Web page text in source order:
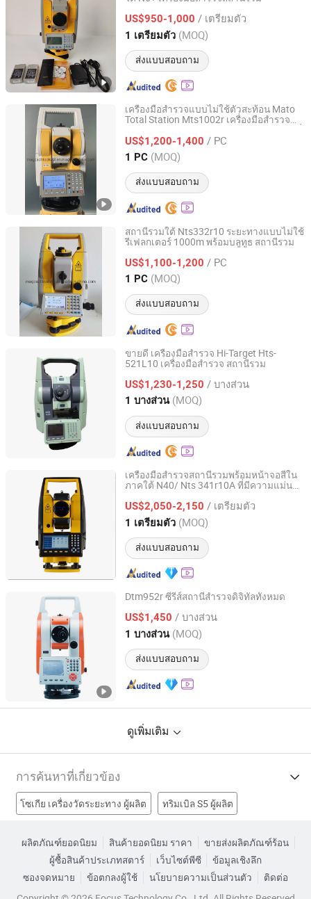
US$950-1,000 / เตรียมตัว
1 เตรียมตัว (MOQ)
ส่งแบบสอบถาม
Shanghai, China อัตราจาก 2022
เครื่องมือสำรวจแบบไม่ใช้ตัวสะท้อน Mato
Total Station Mts1002r เครื่องมือสำรวจ
มี Bluetooth
US$1,200-1,400 / PC
1 PC (MOQ)
ส่งแบบสอบถาม
Shanghai Magcach Technology Co., Ltd.
Shanghai, China อัตราจาก 2022
สถานีรวมใต้ Nts332r10 ระยะทางแบบไม่ใช้
รีเฟลกเตอร์ 1000m พร้อมบลูทูธ สถานีรวม
US$1,100-1,200 / PC
1 PC (MOQ)
ส่งแบบสอบถาม
Shanghai Magcach Technology Co., Ltd.
Shanghai, China อัตราจาก 2022
ขายดี เครื่องมือสำรวจ Hi-Target Hts-
521L10 เครื่องมือสำรวจ สถานีรวม
US$1,230-1,250 / บางส่วน
1 บางส่วน (MOQ)
ส่งแบบสอบถาม
Suzhou Zeland Electronic Technology Co., Ltd.
Jiangsu, China อัตราจาก 2024
เครื่องมือสำรวจสถานีรวมพร้อมหน้าจอสีใน
ภาคใต้ N40/ Nts 341r10A ที่มีความแม่นยำ
US$2,050-2,150 / เตรียมตัว
1 เตรียมตัว (MOQ)
ส่งแบบสอบถาม
Jiangsu Bangjie Trading Co., Ltd.
Jiangsu, China อัตราจาก 2023
Dtm952r ซีรีส์สถานีสำรวจดิจิทัลทั้งหมด
US$1,450 / บางส่วน
1 บางส่วน (MOQ)
ส่งแบบสอบถาม
Qingdao Tlead International Co., Ltd.
Shandong, China อัตราจาก 2008
ดูเพิ่มเติม
การค้นหาที่เกี่ยวข้อง
โซเกีย เครื่องวัดระยะทาง ผู้ผลิต ทริมเบิล S5 ผู้ผลิต
การสำรวจด้วยเครื่องมือวัดตำแหน่งทั้งหมดโรงงาน
ผลิตภัณฑ์ยอดนิยม สินค้ายอดนิยม ราคา
ขายส่งผลิตภัณฑ์ร้อน
ผู้ซื้อสินค้าประเภทสตาร์
เว็บไซต์พีซี
ข้อมูลเชิงลึก
ซองจดหมาย
ข้อตกลงผู้ใช้ นโยบายความเป็นส่วนตัว
ติดต่อ